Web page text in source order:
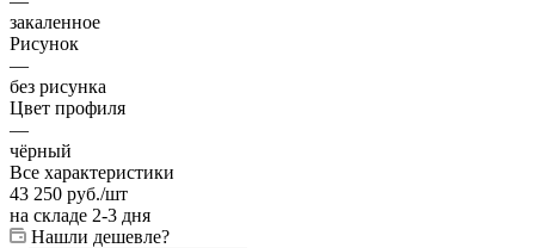
закаленное
Рисунок
—
без рисунка
Цвет профиля
—
чёрный
Все характеристики
43 250 руб./шт
на складе 2-3 дня
Нашли дешевле?